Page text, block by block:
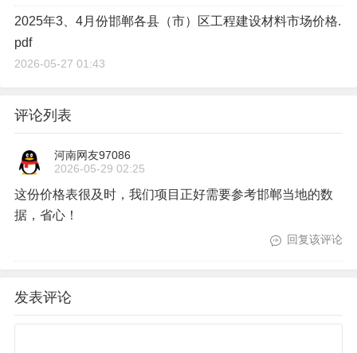
2025年3、4月份邯郸各县（市）区工程建设材料市场价格.
pdf
2026-05-27 01:43
评论列表
河南网友97086
2026-05-29 02:25
这份价格表很及时，我们项目正好需要参考邯郸当地的数
据，省心！
回复该评论
发表评论